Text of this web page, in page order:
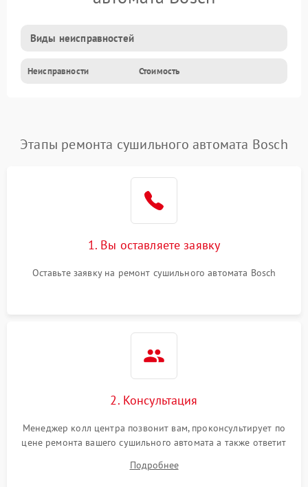
Виды неисправностей
Неисправности Стоимость
Этапы ремонта сушильного автомата Bosch
1. Вы оставляете заявку
Оставьте заявку на ремонт сушильного автомата Bosch
2. Консультация
Менеджер колл центра позвонит вам, проконсультирует по
цене ремонта вашего сушильного автомата а также ответит
Подробнее